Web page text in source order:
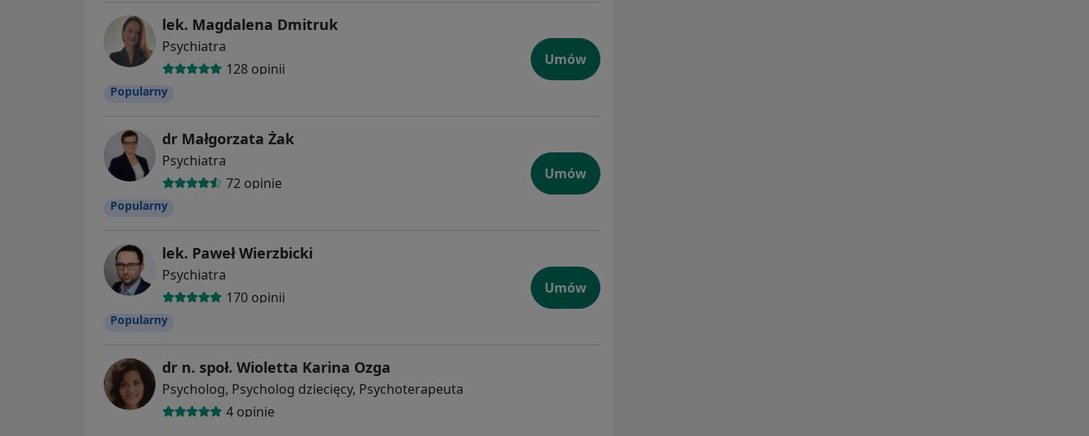
lek. Magdalena Dmitruk
Psychiatra
128 opinii
Popularny
Umów
dr Małgorzata Żak
Psychiatra
72 opinie
Popularny
Umów
lek. Paweł Wierzbicki
Psychiatra
170 opinii
Popularny
Umów
dr n. społ. Wioletta Karina Ozga
Psycholog, Psycholog dziecięcy, Psychoterapeuta
4 opinie